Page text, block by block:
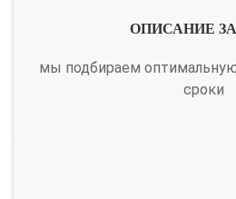
ОПИСАНИЕ
мы подбираем
сроки